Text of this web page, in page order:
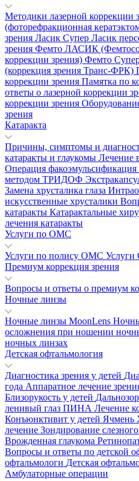
Методики лазерной коррекции
(фоторефракционная
зрения Ласик Супер Ласик
зрения Фемто ЛАСИК
коррекции зрения) Фемто
(коррекция зрения Транс-ФРК)
коррекции зрения Памятка по
ответы о лазерной коррекции
коррекции зрения
зрения
Катаракта
Причины, симптомы и
катаракты и глаукомы Лечение
Операция факоэмульсификация
методом ТРИДОФ
Замена хрусталика глаза
искусственные хрусталики
катаракты Катарактальные
лечения катаракты
Услуги по ОМС
Услуги по полису ОМС
Премиум коррекция зрения
Вопросы и ответы о премиум
Ночные линзы
Ночные линзы MoonLens
осложнения при ношении
ночных линзах
Детская офтальмология
Диагностика зрения у детей
года Аппаратное лечение
Близорукость у детей
ленивый глаз ПИНА Лечение
Конъюнктивит у детей Ячмень
лечение Зондирование
Врожденная глаукома
Вопросы и ответы по детской
офтальмологи Детская
Амбулаторные операции